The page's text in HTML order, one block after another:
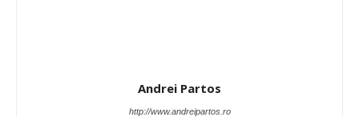
Andrei Partos
http://www.andreipartos.ro